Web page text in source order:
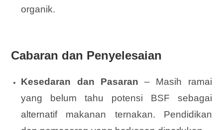
organik.
Cabaran dan Penyelesaian
Kesedaran dan Pasaran – Masih ramai
yang belum tahu potensi BSF sebagai
alternatif makanan ternakan. Pendidikan